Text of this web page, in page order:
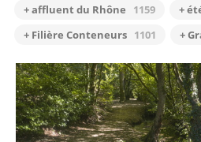
+ affluent du Rhône
1159 +
+ Filière Conteneurs 1101 +